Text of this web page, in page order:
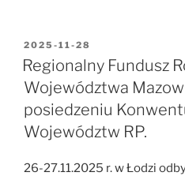
OPUBLIKOWANE
W
2025-11-28
Regionalny Fundusz
Województwa
posiedzeniu
Województw RP.
26-27.11.2025 r. w Łodzi